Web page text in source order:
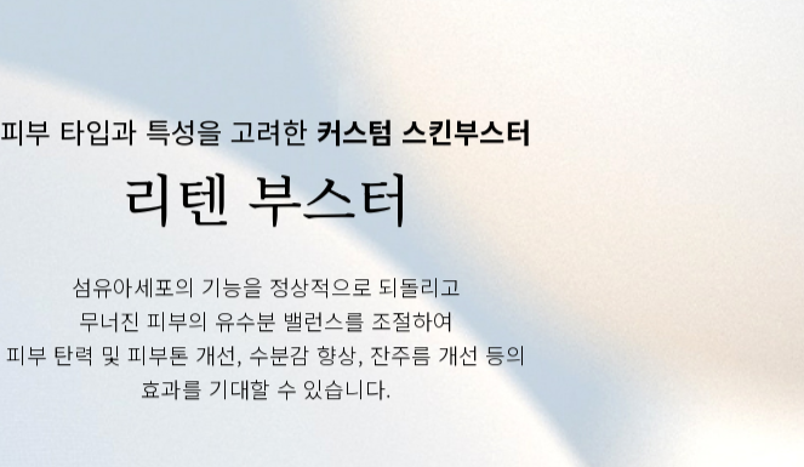
피부 타입과 특성을 고려한 커스텀 스킨부스터
리텐 부스터
섬유아세포의 기능을 정상적으로 되돌리고
무너진 피부의 유수분 밸런스를 조절하여
피부 탄력 및 피부톤 개선, 수분감 향상, 잔주름 개선 등의
효과를 기대할 수 있습니다.